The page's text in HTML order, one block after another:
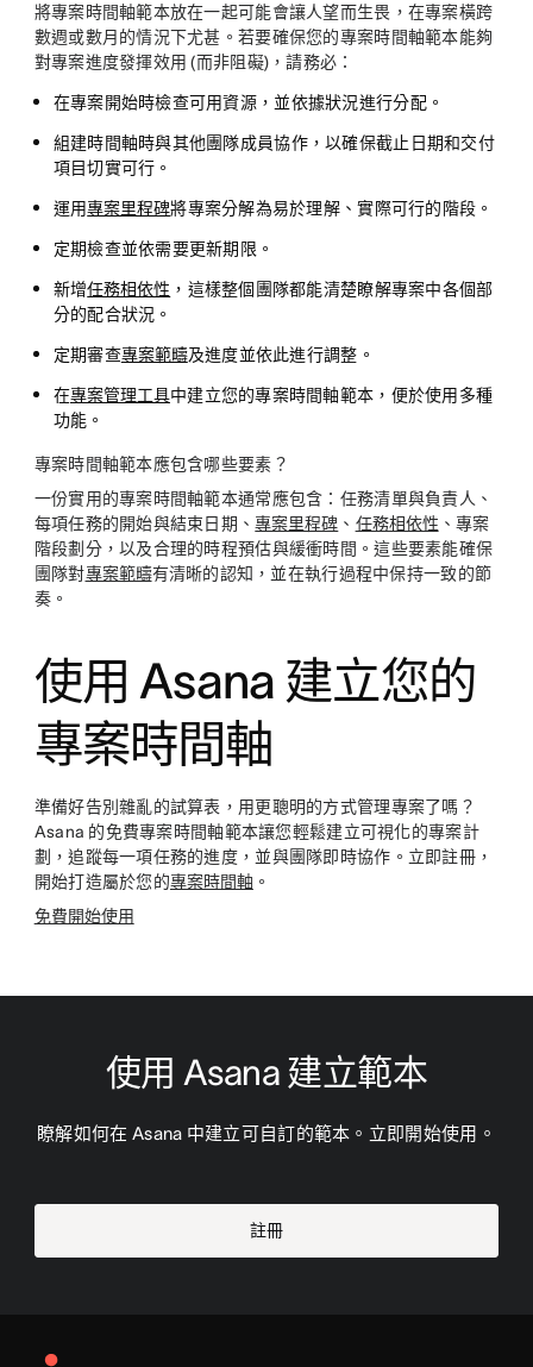
將專案時間軸範本放在一起可能會讓人望而生畏，在專案橫跨
數週或數月的情況下尤甚。若要確保您的專案時間軸範本能夠
對專案進度發揮效用 (而非阻礙)，請務必：
在專案開始時檢查可用資源，並依據狀況進行分配。
組建時間軸時與其他團隊成員協作，以確保截止日期和交付
項目切實可行。
運用專案里程碑將專案分解為易於理解、實際可行的階段。
定期檢查並依需要更新期限。
新增任務相依性 ，這樣整個團隊都能清楚瞭解專案中各個部
分的配合狀況。
定期審查專案範疇及進度並依此進行調整。
在專案管理工具中建立您的專案時間軸範本，便於使用多種
功能。
專案時間軸範本應包含哪些要素？
一份實用的專案時間軸範本通常應包含：任務清單與負責人、
每項任務的開始與結束日期、專案里程碑 、 任務相依性 、專案
階段劃分，以及合理的時程預估與緩衝時間。這些要素能確保
團隊對專案範疇有清晰的認知，並在執行過程中保持一致的節
奏。
使用 Asana 建立您的
專案時間軸
準備好告別雜亂的試算表，用更聰明的方式管理專案了嗎？
Asana 的免費專案時間軸範本讓您輕鬆建立可視化的專案計
劃，追蹤每一項任務的進度，並與團隊即時協作。立即註冊，
開始打造屬於您的專案時間軸 。
免費開始使用
使用 Asana 建立範本
瞭解如何在 Asana 中建立可自訂的範本。立即開始使用。
註冊